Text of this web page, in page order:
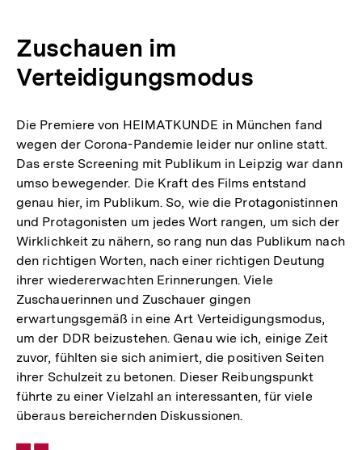
Zuschauen im
Verteidigungsmodus
Die Premiere von HEIMATKUNDE in München fand
wegen der Corona-Pandemie leider nur online statt.
Das erste Screening mit Publikum in Leipzig war dann
umso bewegender. Die Kraft des Films entstand
genau hier, im Publikum. So, wie die Protagonistinnen
und Protagonisten um jedes Wort rangen, um sich der
Wirklichkeit zu nähern, so rang nun das Publikum nach
den richtigen Worten, nach einer richtigen Deutung
ihrer wiedererwachten Erinnerungen. Viele
Zuschauerinnen und Zuschauer gingen
erwartungsgemäß in eine Art Verteidigungsmodus,
um der DDR beizustehen. Genau wie ich, einige Zeit
zuvor, fühlten sie sich animiert, die positiven Seiten
ihrer Schulzeit zu betonen. Dieser Reibungspunkt
führte zu einer Vielzahl an interessanten, für viele
überaus bereichernden Diskussionen.